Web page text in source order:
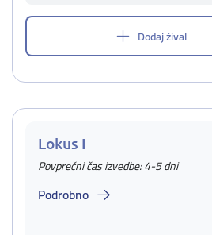
Dodaj žival
Lokus I
Povprečni čas izvedbe: 4-5 dni
Podrobno